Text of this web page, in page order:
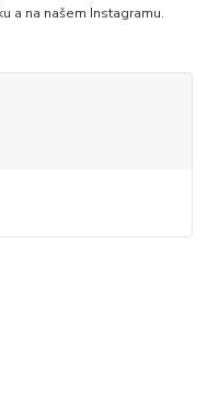
a na našem Instagramu.